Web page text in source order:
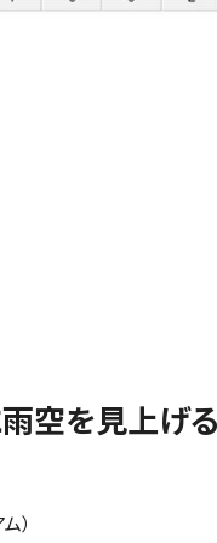
空を見上げる
）